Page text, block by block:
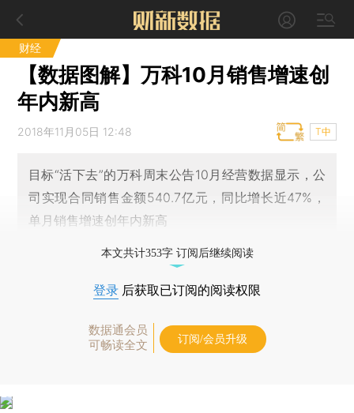
财经
【数据图解】万科10月销售增速创
年内新高
2018年11月05日 12:48 T中
目标“活下去”的万科周末公告10月经营数据显示，公
司实现合同销售金额540.7亿元，同比增长近47%，
单月销售增速创年内新高
本文共计353字 订阅后继续阅读
登录 后获取已订阅的阅读权限
数据通会员
可畅读全文
订阅/会员升级